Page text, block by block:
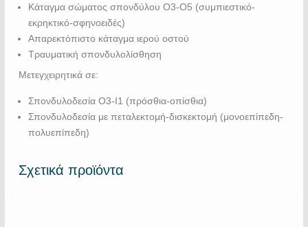
Κάταγμα σώματος σπονδύλου Ο3-Ο5 (συμπιεστικό-
εκρηκτικό-σφηνοειδές)
Απαρεκτόπιστο κάταγμα ιερού οστού
Τραυματική σπονδυλολίσθηση
Μετεγχειρητικά σε:
Σπονδυλοδεσία Ο3-Ι1 (πρόσθια-οπίσθια)
Σπονδυλοδεσία με πεταλεκτομή-δισκεκτομή (μονοεπίπεδη-
πολυεπίπεδη)
Σχετικά προϊόντα